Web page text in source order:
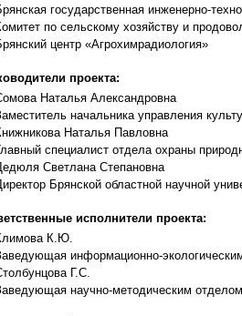
государственная инженерно-
по сельскому хозяйству и
центр «Агрохимрадиология»
проекта:
Наталья Александровна
начальника управления
Наталья Павловна
специалист отдела охраны
Светлана Степановна
Брянской областной научной
исполнители проекта:
К.Ю.
информационно-
Г.С.
научно-методическим